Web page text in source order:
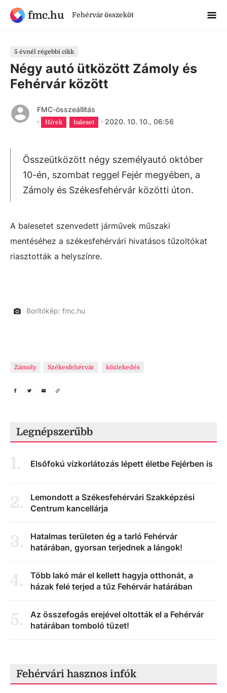
fmc.hu Fehérvár összeköt
5 évnél régebbi cikk
Négy autó ütközött Zámoly és
Fehérvár között
FMC-összeállítás
·
Hírek baleset · 2020. 10. 10., 06:56
Összeütközött négy személyautó október
10-én, szombat reggel Fejér megyében, a
Zámoly és Székesfehérvár közötti úton.
A balesetet szenvedett járművek műszaki
mentéséhez a székesfehérvári hivatásos tűzoltókat
riasztották a helyszínre.
Borítókép: fmc.hu
Zámoly Székesfehérvár közlekedés
Legnépszerűbb
1. Elsőfokú vízkorlátozás lépett életbe Fejérben is
2.
Lemondott a Székesfehérvári Szakképzési
Centrum kancellárja
3.
Hatalmas területen ég a tarló Fehérvár
határában, gyorsan terjednek a lángok!
4.
Több lakó már el kellett hagyja otthonát, a
házak felé terjed a tűz Fehérvár határában
5.
Az összefogás erejével oltották el a Fehérvár
határában tomboló tüzet!
Fehérvári hasznos infók